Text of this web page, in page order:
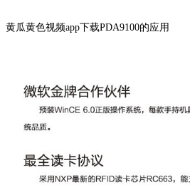
黄瓜黄色视频app下载PDA9100的应用